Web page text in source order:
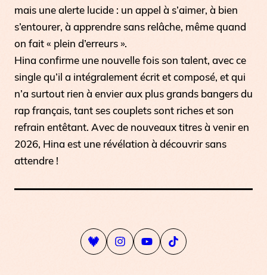
mais une alerte lucide : un appel à s’aimer, à bien
s’entourer, à apprendre sans relâche, même quand
on fait « plein d’erreurs ».
Hina confirme une nouvelle fois son talent, avec ce
single qu’il a intégralement écrit et composé, et qui
n’a surtout rien à envier aux plus grands bangers du
rap français, tant ses couplets sont riches et son
refrain entêtant. Avec de nouveaux titres à venir en
2026, Hina est une révélation à découvrir sans
attendre !
Playlist Deezer
Compte Instagram
Page Youtube
Compte Tiktok